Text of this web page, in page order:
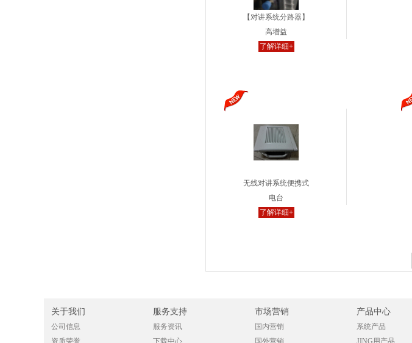
【对讲系统分路器】
高增益
了解详细+
无线对讲系统便携式
电台
了解详细+
关于我们
公司信息
资质荣誉
服务支持
服务资讯
下载中心
市场营销
国内营销
国外营销
产品中心
系统产品
JING用产品